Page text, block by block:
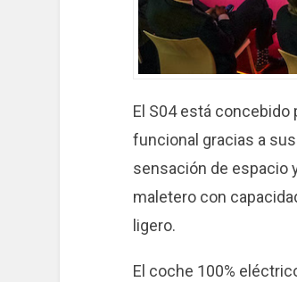
El S04 está concebido
funcional gracias a
sensación de espacio
maletero con
ligero.
El coche 100%